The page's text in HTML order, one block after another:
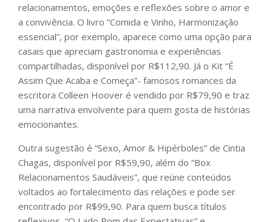
relacionamentos, emoções e reflexões sobre o amor e
a convivência. O livro “Comida e Vinho, Harmonização
essencial”, por exemplo, aparece como uma opção para
casais que apreciam gastronomia e experiências
compartilhadas, disponível por R$112,90. Já o Kit “É
Assim Que Acaba e Começa”- famosos romances da
escritora Colleen Hoover é vendido por R$79,90 e traz
uma narrativa envolvente para quem gosta de histórias
emocionantes.
Outra sugestão é “Sexo, Amor & Hipérboles” de Cintia
Chagas, disponível por R$59,90, além do “Box
Relacionamentos Saudáveis”, que reúne conteúdos
voltados ao fortalecimento das relações e pode ser
encontrado por R$99,90. Para quem busca títulos